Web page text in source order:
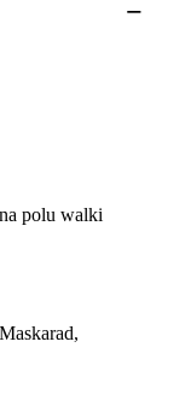
polu walki